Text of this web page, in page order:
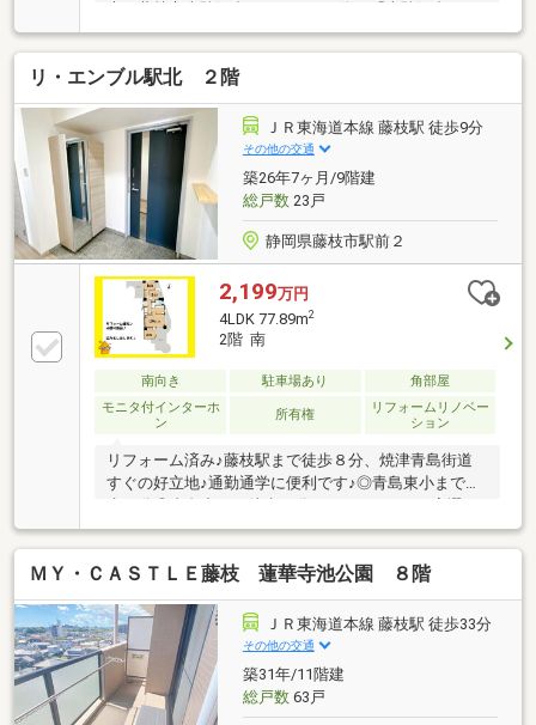
目」350m徒歩4分
リ・エンブル駅北 ２階
ＪＲ東海道本線 藤枝駅 徒歩9分
その他の交通
築26年7ヶ月/9階建
総戸数23戸
静岡県藤枝市駅前２
2,199万円
4LDK 77.89m2
2階 南
南向き 駐車場あり
角部屋
モニタ付インターホ
ン
所有権
リフォームリノベー
ション
リフォーム済み♪藤枝駅まで徒歩８分、焼津青島街道
すぐの好立地♪通勤通学に便利です♪◎青島東小まで徒
をしませんか？”あなた”にぴったりなお家探しのお手
伝い☆・物件選びのポイントって何？・月々のローン
は具体的にいくらくらいになるの？・住宅購入ってど
んな準備が必要なの？など、お家探しの『もやもや』
を『わくわく』に…！焼津・藤枝・島田エリアに特化
した地域密着の不動産屋さんです♪【お問い合わせ】
【資料請求】24時間受付中☆
ＭＹ・ＣＡＳＴＬＥ藤枝 蓮華寺池公園 ８階
ＪＲ東海道本線 藤枝駅 徒歩33分
その他の交通
築31年/11階建
総戸数63戸